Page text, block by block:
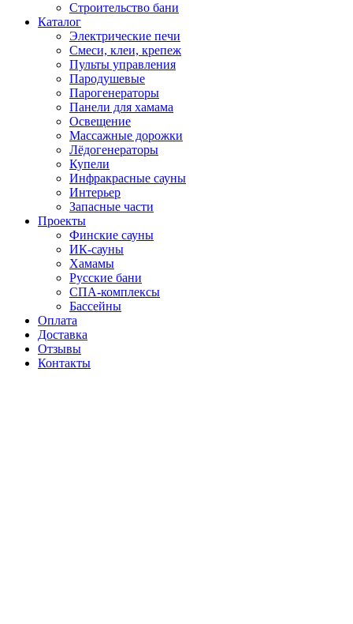
Строительство бани
Каталог
Электрические печи
Смеси, клеи, крепеж
Пульты управления
Пародушевые
Парогенераторы
Панели для хамама
Освещение
Массажные дорожки
Лёдогенераторы
Купели
Инфракрасные сауны
Интерьер
Запасные части
Проекты
Финские сауны
ИК-сауны
Хамамы
Русские бани
СПА-комплексы
Бассейны
Оплата
Доставка
Отзывы
Контакты